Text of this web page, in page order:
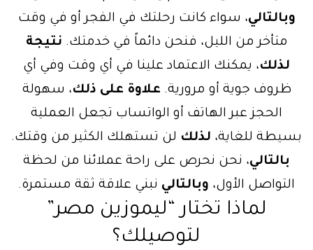
وبالتالي، سواء كانت رحلتك في الفجر أو في وقت
متأخر من الليل، فنحن دائماً في خدمتك. نتيجة
لذلك، يمكنك الاعتماد علينا في أي وقت وفي أي
ظروف جوية أو مرورية. علاوة على ذلك، سهولة
الحجز عبر الهاتف أو الواتساب تجعل العملية
بسيطة للغاية، لذلك لن تستهلك الكثير من وقتك.
بالتالي، نحن نحرص على راحة عملائنا من لحظة
التواصل الأول، وبالتالي نبني علاقة ثقة مستمرة.
لماذا تختار “ليموزين مصر”
لتوصيلك؟